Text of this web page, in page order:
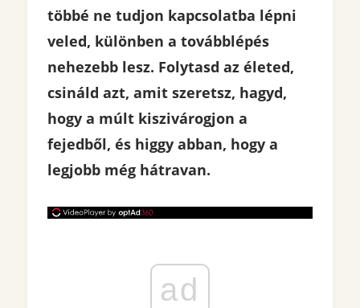
többé ne tudjon kapcsolatba lépni
veled, különben a továbblépés
nehezebb lesz. Folytasd az életed,
csináld azt, amit szeretsz, hagyd,
hogy a múlt kiszivárogjon a
fejedből, és higgy abban, hogy a
legjobb még hátravan.
ad